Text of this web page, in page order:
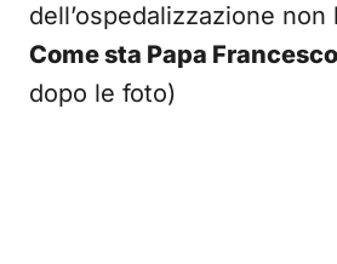
dell’ospedalizzazione
Come sta Papa
dopo le foto)